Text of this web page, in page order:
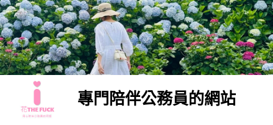
Skip
to
content
專門陪伴公務員的網站